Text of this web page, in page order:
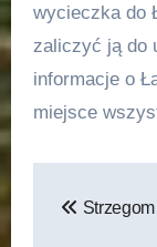
wycieczka do
zaliczyć ją do
informacje o
miejsce
wpisu